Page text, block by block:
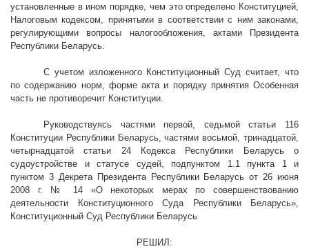
установленные в ином порядке, чем это определено Конституцией,
Налоговым кодексом, принятыми в соответствии с ним законами,
регулирующими вопросы налогообложения, актами Президента
Республики Беларусь.
С учетом изложенного Конституционный Суд считает, что
по содержанию норм, форме акта и порядку принятия Особенная
часть не противоречит Конституции.
Руководствуясь частями первой, седьмой статьи 116
Конституции Республики Беларусь, частями восьмой, тринадцатой,
четырнадцатой статьи 24 Кодекса Республики Беларусь о
судоустройстве и статусе судей, подпунктом 1.1 пункта 1 и
пунктом 3 Декрета Президента Республики Беларусь от 26 июня
2008 г. № 14 «О некоторых мерах по совершенствованию
деятельности Конституционного Суда Республики Беларусь»,
Конституционный Суд Республики Беларусь
РЕШИЛ: